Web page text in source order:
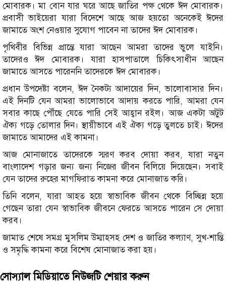
মোবারক। মা বোন যার ঘরে আছে জাতির পক্ষ থেকে ঈদ মোবারক।
প্রবাসী ভাইয়েরা যারা বিদেশে আছে আজ হয়তো অনেকেই ঈদের
জামাতে অংশ নেওয়ার সুযোগ পাবেন না তাদের ঈদ মোবারক।
পৃথিবীর বিভিন্ন প্রান্তে যারা আছেন আমরা তাদের ভুলে যাইনি।
তাদেরও ঈদ মোবারক। যারা হাসপাতালে চিকিৎসাধীন আছেন
জামাতে আসতে পারেননি তাদেরকে ঈদ মোবারক।
প্রধান উপদেষ্টা বলেন, ঈদ নৈকট্য আদায়ের দিন, ভালোবাসার দিন।
এই দিনটি যেন আমরা ভালোভাবে আদায় করতে পারি, আমরা যেন
সবার কাছে পৌঁছে যেতে পারি সেই আহ্বান রইল। আজ একটা অটুট
ঐক্য গড়ে তোলার দিন। স্থায়ীভাবে এই ঐক্য গড়ে তুলতে চাই। ঈদের
জামাতে আমাদের এই কামনা।
আজ মোনাজাতে তাদেরকে স্মরণ করব দোয়া করব, যারা নতুন
বাংলাদেশ গড়ার জন্য জন্য নিজের জীবন বিলিয়ে দিয়েছেন। সবাই
যেন তাদের রুহের মাগফিরাত কামনা করে মোনাজাত করি।
তিনি বলেন, যারা আহত হয়ে স্বাভাবিক জীবন থেকে বিচ্ছিন্ন হয়ে
গেছেন তারা যেন স্বাভাবিক জীবনে ফেরতে আসতে পারেন সে দোয়া
করব।
জামাত শেষে সমগ্র মুসলিম উম্মাহসহ দেশ ও জাতির কল্যাণ, সুখ-শান্তি
ও সমৃদ্ধি কামনা করে বিশেষ মোনাজাত করা হয়।
সোস্যাল মিডিয়াতে নিউজটি শেয়ার করুন